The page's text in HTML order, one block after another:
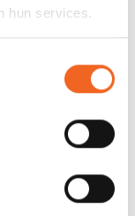
hun services.